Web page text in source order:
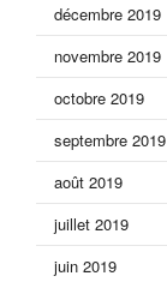
décembre 2019
novembre 2019
octobre 2019
septembre 2019
août 2019
juillet 2019
juin 2019